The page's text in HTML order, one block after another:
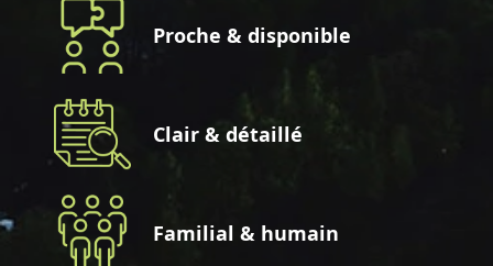
Proche & disponible
Clair & détaillé
Familial & humain